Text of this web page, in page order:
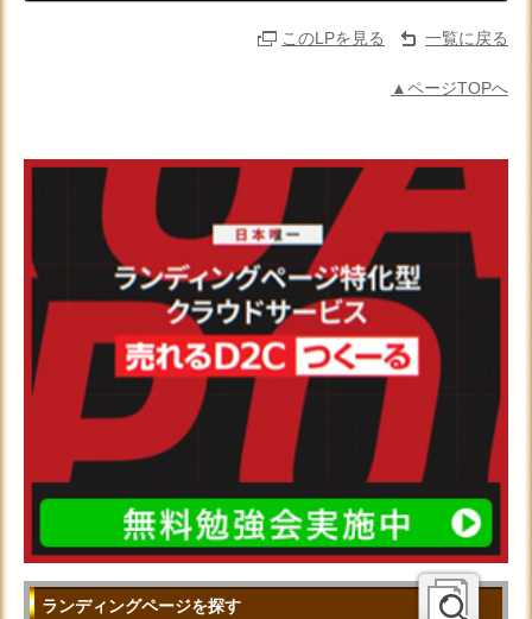
このLPを見る 一覧に戻る
▲ページTOPへ
ランディングページを探す